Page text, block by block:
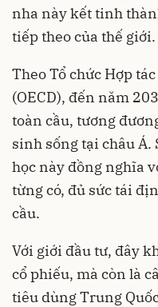
nha này kết tinh
tiếp theo của thế giới.
Theo Tổ chức Hợp
(OECD), đến năm
toàn cầu, tương
sinh sống tại châu
học này đồng nghĩa
từng có, đủ sức tái
cầu.
Với giới đầu tư, đây
cổ phiếu, mà còn là
tiêu dùng Trung